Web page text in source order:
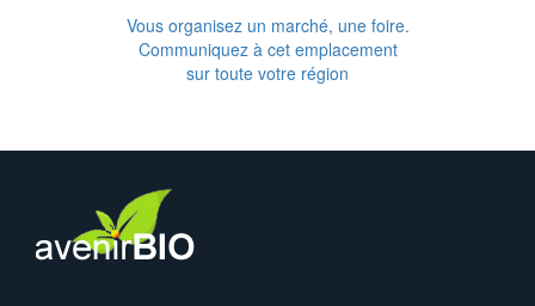
Vous organisez un marché, une foire.
Communiquez à cet emplacement
sur toute votre région